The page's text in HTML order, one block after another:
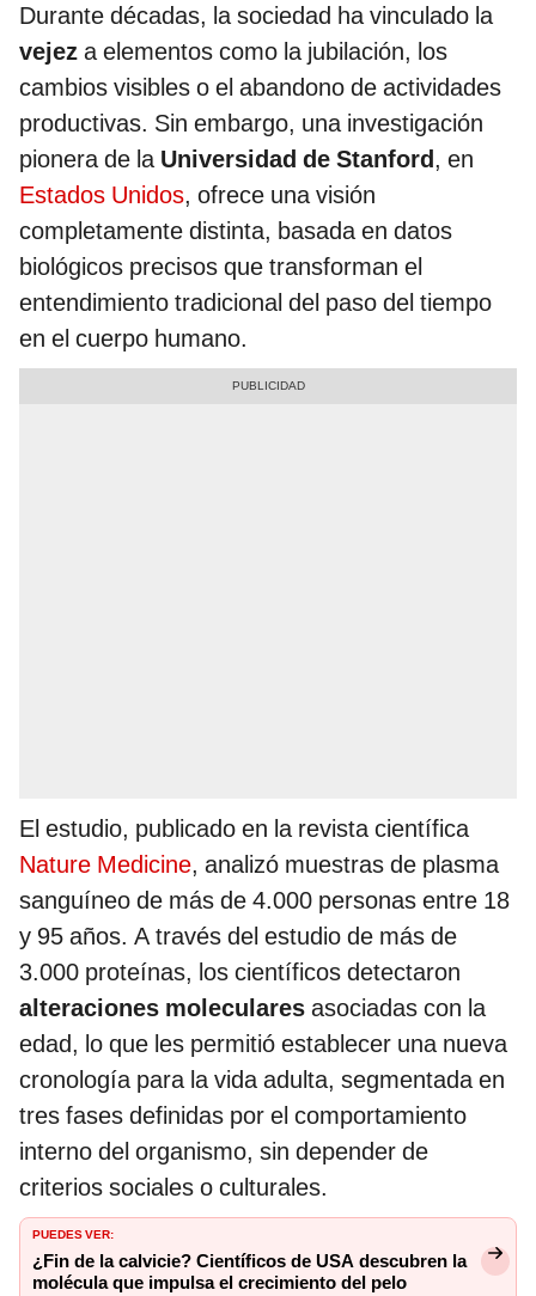
Durante décadas, la sociedad ha vinculado la
vejez a elementos como la jubilación, los
cambios visibles o el abandono de actividades
productivas. Sin embargo, una investigación
pionera de la Universidad de Stanford, en
Estados Unidos, ofrece una visión
completamente distinta, basada en datos
biológicos precisos que transforman el
entendimiento tradicional del paso del tiempo
en el cuerpo humano.
El estudio, publicado en la revista científica
Nature Medicine, analizó muestras de plasma
sanguíneo de más de 4.000 personas entre 18
y 95 años. A través del estudio de más de
3.000 proteínas, los científicos detectaron
alteraciones moleculares asociadas con la
edad, lo que les permitió establecer una nueva
cronología para la vida adulta, segmentada en
tres fases definidas por el comportamiento
interno del organismo, sin depender de
criterios sociales o culturales.
PUEDES VER:
¿Fin de la calvicie? Científicos de USA descubren la
molécula que impulsa el crecimiento del pelo